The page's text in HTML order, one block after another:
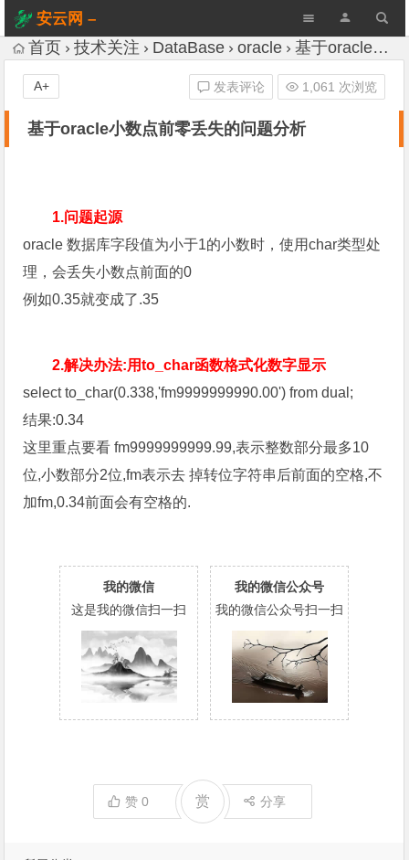
安云网 –
AnYun.ORG
首页 技术关注 DataBase oracle 基于oracle小数点前零丢失的问题分析
基于oracle小数点前零丢失的问题分析
发表评论 1,061 次浏览
A+
1.问题起源
oracle 数据库字段值为小于1的小数时，使用char类型处
理，会丢失小数点前面的0
例如0.35就变成了.35
2.解决办法:用to_char函数格式化数字显示
select to_char(0.338,'fm9999999990.00') from dual;
结果:0.34
这里重点要看 fm9999999999.99,表示整数部分最多10
位,小数部分2位,fm表示去 掉转位字符串后前面的空格,不
加fm,0.34前面会有空格的.
我的微信
这是我的微信扫一扫
我的微信公众号
我的微信公众号扫一扫
赞0 赏 分享